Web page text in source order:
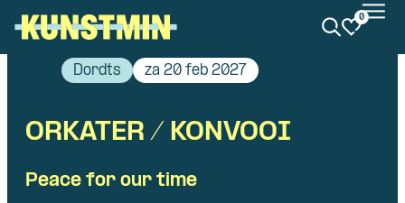
0
Dordts za 20 feb 2027
ORKATER / KONVOOI
Peace for our time